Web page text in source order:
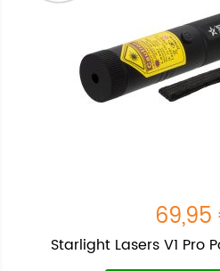
Starlight Lasers V1 Pro